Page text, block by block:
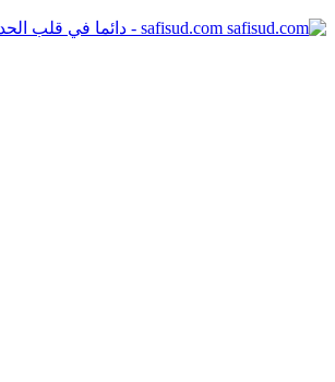
safisud.com - دائما في قلب الحدث